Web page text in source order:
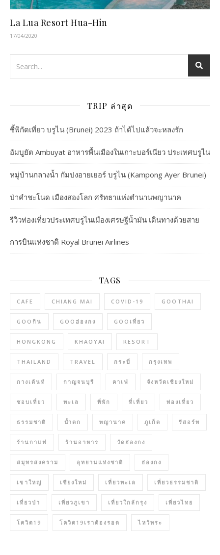
La Lua Resort Hua-Hin
17/04/2020
TRIP ล่าสุด
ชี้พิกัดเที่ยว บรูไน (Brunei) 2023 ถ้าได้ไปแล้วจะหลงรัก
อัมบูยัต Ambuyat อาหารพื้นเมืองในเกาะบอร์เนียว ประเทศบรูไน
หมู่บ้านกลางน้ำ กัมปงอายเยอร์ บรูไน (Kampong Ayer Brunei)
ป่าคำชะโนด เมืองสองโลก ศรัทธาแห่งตำนานพญานาค
รีวิวท่องเที่ยวประเทศบรูไนเมืองเศรษฐีน้ำมัน เดินทางด้วยสาย
การบินแห่งชาติ Royal Brunei Airlines
TAGS
CAFE CHIANG MAI COVID-19 GOOTHAI
GOOกิน GOOฮ่องกง GOOเที่ยว
HONGKONG KHAOYAI RESORT
THAILAND TRAVEL กระบี่ กรุงเทพ
กางเต้นท์ กาญจนบุรี คาเฟ่ จังหวัดเชียงใหม่
ชอบเที่ยว ทะเล ที่พัก ที่เที่ยว ท่องเที่ยว
ธรรมชาติ น้ำตก พญานาค ภูเก็ต รีสอร์ท
ร้านกาแฟ ร้านอาหาร วัดฮ่องกง
สมุทรสงคราม อุทยานแห่งชาติ ฮ่องกง
เขาใหญ่ เชียงใหม่ เที่ยวทะเล เที่ยวธรรมชาติ
เที่ยวป่า เที่ยวภูเขา เที่ยวใกล้กรุง เที่ยวไทย
โควิด19 โควิด19เราต้องรอด ไหว้พระ